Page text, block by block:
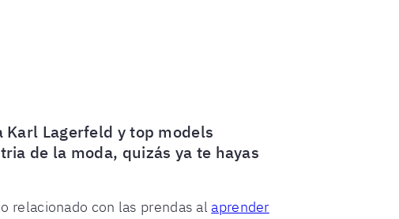
Lagerfeld y top models
de la moda, quizás ya te hayas
relacionado con las prendas al aprender